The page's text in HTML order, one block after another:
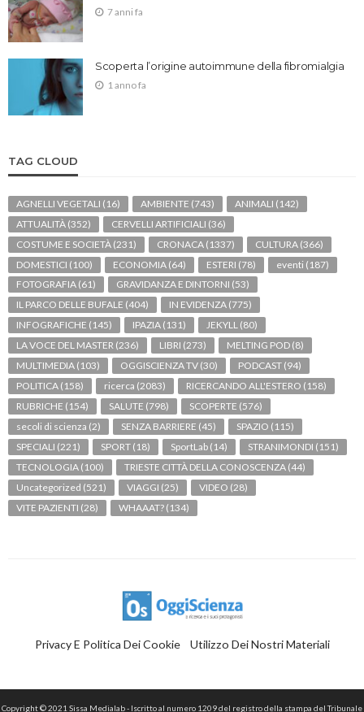
7 anni fa
Scoperta l’origine autoimmune della fibromialgia
1 anno fa
TAG CLOUD
AGNELLI VEGETALI (16) AMBIENTE (743) ANIMALI (142)
ATTUALITÀ (352) CERVELLI ARTIFICIALI (36)
COSTUME E SOCIETÀ (231) CRONACA (1337) CULTURA (366)
DOMESTICI (100) ECONOMIA (64) ESTERI (78) eventi (187)
FOTOGRAFIA (61) GRAVIDANZA E DINTORNI (53)
IL PARCO DELLE BUFALE (404) IN EVIDENZA (775)
INFOGRAFICHE (145) IPAZIA (131) JEKYLL (80)
LA VOCE DEL MASTER (236) LIBRI (273) MELTING POD (8)
MULTIMEDIA (103) OGGISCIENZA TV (30) PODCAST (94)
POLITICA (158) ricerca (2083) RICERCANDO ALL'ESTERO (158)
RUBRICHE (154) SALUTE (798) SCOPERTE (576)
secoli di scienza (2) SENZA BARRIERE (45) SPAZIO (115)
SPECIALI (221) SPORT (18) SportLab (14) STRANIMONDI (151)
TECNOLOGIA (100) TRIESTE CITTÀ DELLA CONOSCENZA (44)
Uncategorized (521) VIAGGI (25) VIDEO (28)
VITE PAZIENTI (28) WHAAAT? (134)
Privacy E Politica Dei Cookie Utilizzo Dei Nostri Materiali
Copyright © 2021 Sissa Medialab - Iscritto al numero 1209 del registro della stampa del Tribunale